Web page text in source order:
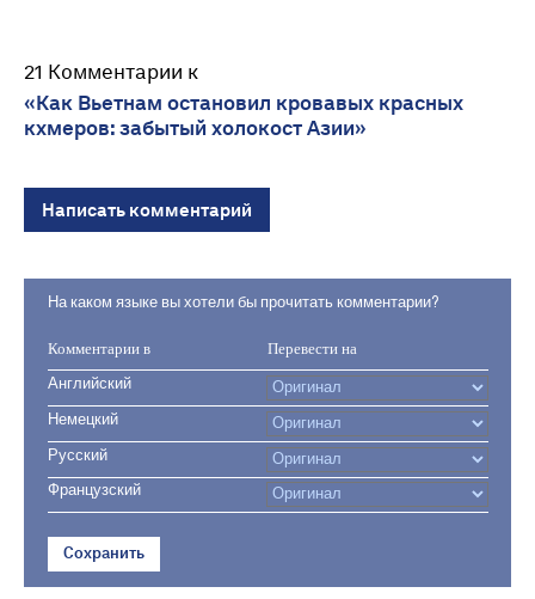
21 Комментарии к
«Как Вьетнам остановил кровавых красных
кхмеров: забытый холокост Азии»
Написать комментарий
На каком языке вы хотели бы прочитать комментарии?
Комментарии в Перевести на
Английский
Немецкий
Русский
Французский
Сохранить